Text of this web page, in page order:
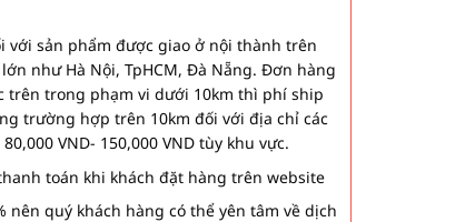
sản phẩm được giao ở nội thành trên
như Hà Nội, TpHCM, Đà Nẵng. Đơn hàng
trên trong phạm vi dưới 10km thì phí ship
trường hợp trên 10km đối với địa chỉ các
VND- 150,000 VND tùy khu vực.
toán khi khách đặt hàng trên website
nên quý khách hàng có thể yên tâm về dịch